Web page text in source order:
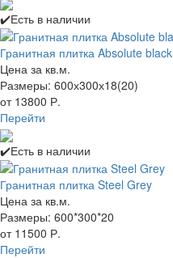
✔️Есть в наличии
Гранитная плитка Absolute black
Цена за кв.м.
Размеры: 600х300х18(20)
от 13800 Р.
Перейти
✔️Есть в наличии
Гранитная плитка Steel Grey
Цена за кв.м.
Размеры: 600*300*20
от 11500 Р.
Перейти